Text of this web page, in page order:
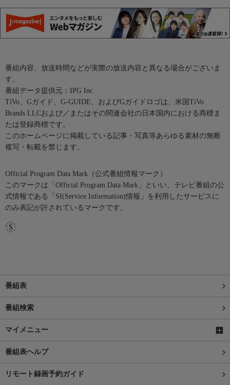
番組内容、放送時間などが実際の放送内容と異なる場合がございま
す。
番組データ提供元：IPG Inc.
TiVo、Gガイド、G-GUIDE、およびGガイドロゴは、米国TiVo
Brands LLCおよび／またはその関連会社の日本国内における商標ま
たは登録商標です。
このホームページに掲載している記事・写真等あらゆる素材の無断
複写・転載を禁じます。
Official Program Data Mark（公式番組情報マーク）
このマークは「Official Program Data Mark」といい、テレビ番組の公
式情報である「SI(Service Information)情報」を利用したサービスに
のみ表記が許されているマークです。
番組表
番組検索
マイメニュー
番組表ヘルプ
リモート録画予約ガイド